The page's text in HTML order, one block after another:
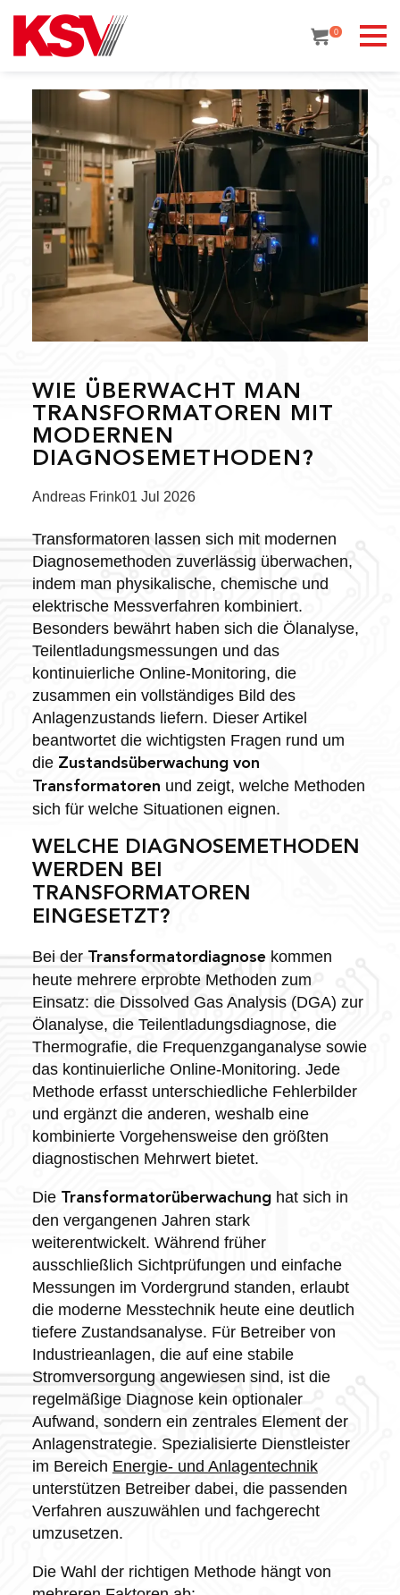
content
0
WIE ÜBERWACHT MAN
TRANSFORMATOREN MIT
MODERNEN
DIAGNOSEMETHODEN?
Posted
Andreas Frink01 Jul 2026
Transformatoren lassen sich mit modernen
Diagnosemethoden zuverlässig überwachen,
indem man physikalische, chemische und
elektrische Messverfahren kombiniert.
Besonders bewährt haben sich die Ölanalyse,
Teilentladungsmessungen und das
kontinuierliche Online-Monitoring, die
zusammen ein vollständiges Bild des
Anlagenzustands liefern. Dieser Artikel
beantwortet die wichtigsten Fragen rund um
die Zustandsüberwachung von
Transformatoren und zeigt, welche Methoden
sich für welche Situationen eignen.
WELCHE DIAGNOSEMETHODEN
WERDEN BEI
TRANSFORMATOREN
EINGESETZT?
Bei der Transformatordiagnosekommen
heute mehrere erprobte Methoden zum
Einsatz: die Dissolved Gas Analysis (DGA) zur
Ölanalyse, die Teilentladungsdiagnose, die
Thermografie, die Frequenzganganalyse sowie
das kontinuierliche Online-Monitoring. Jede
Methode erfasst unterschiedliche Fehlerbilder
und ergänzt die anderen, weshalb eine
kombinierte Vorgehensweise den größten
diagnostischen Mehrwert bietet.
Die Transformatorüberwachunghat sich in
den vergangenen Jahren stark
weiterentwickelt. Während früher
ausschließlich Sichtprüfungen und einfache
Messungen im Vordergrund standen, erlaubt
die moderne Messtechnik heute eine deutlich
tiefere Zustandsanalyse. Für Betreiber von
Industrieanlagen, die auf eine stabile
Stromversorgung angewiesen sind, ist die
regelmäßige Diagnose kein optionaler
Aufwand, sondern ein zentrales Element der
Anlagenstrategie. Spezialisierte Dienstleister
im Bereich Energie- und Anlagentechnik
unterstützen Betreiber dabei, die passenden
Verfahren auszuwählen und fachgerecht
umzusetzen.
Die Wahl der richtigen Methode hängt von